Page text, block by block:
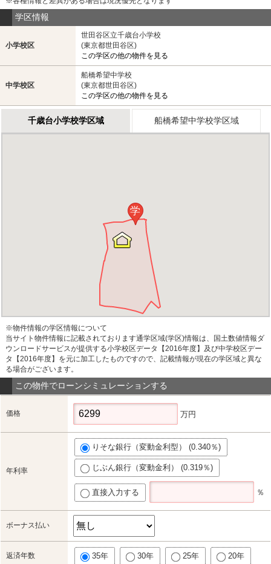
学区情報
小学校区
世田谷区立千歳台小学校
(東京都世田谷区)
この学区の他の物件を見る
中学校区
船橋希望中学校
(東京都世田谷区)
この学区の他の物件を見る
千歳台小学校学区域 船橋希望中学校学区域
学
※物件情報の学区情報について
当サイト物件情報に記載されております通学区域(学区)情報は、国土数値情報ダ
ウンロードサービスが提供する小学校区データ【2016年度】及び中学校区デー
タ【2016年度】を元に加工したものですので、記載情報が現在の学区域と異な
る場合がございます。
この物件でローンシミュレーションする
価格 万円
年利率
りそな銀行（変動金利型） (0.340％)
じぶん銀行（変動金利） (0.319％)
直接入力する ％
ボーナス払い
返済年数 35年 30年 25年 20年